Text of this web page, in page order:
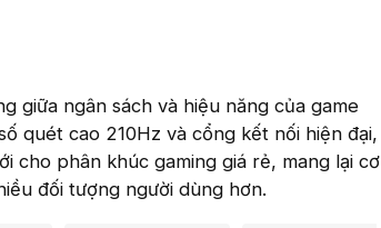
giữa ngân sách và hiệu năng của game
quét cao 210Hz và cổng kết nối hiện đại,
cho phân khúc gaming giá rẻ, mang lại cơ
đối tượng người dùng hơn.